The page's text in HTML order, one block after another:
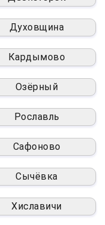
Духовщина
Кардымово
Озёрный
Рославль
Сафоново
Сычёвка
Хиславичи